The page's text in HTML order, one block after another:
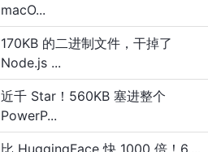
macO...
170KB 的二进制文件，干掉了
Node.js ...
近千 Star！560KB 塞进整个
PowerP...
比 HuggingFace 快 1000 倍！6....